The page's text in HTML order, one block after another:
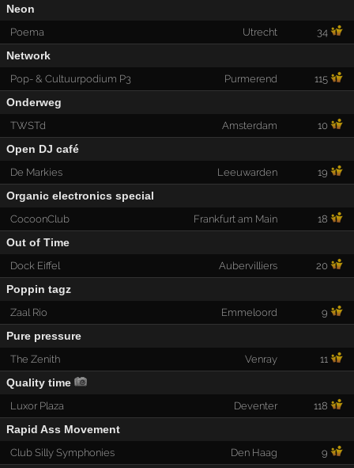
Neon
Poema Utrecht 34
Network
Pop- & Cultuurpodium P3 Purmerend 115
Onderweg
TWSTd Amsterdam 10
Open DJ café
De Markies Leeuwarden 19
Organic electronics special
CocoonClub Frankfurt am Main 18
Out of Time
Dock Eiffel Aubervilliers 20
Poppin tagz
Zaal Rio Emmeloord 9
Pure pressure
The Zenith Venray 11
Quality time
Luxor Plaza Deventer 118
Rapid Ass Movement
Club Silly Symphonies Den Haag 9